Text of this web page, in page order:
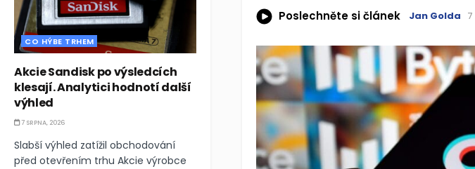
Poslechněte si článek Jan Golda
CO HÝBE TRHEM
Akcie Sandisk po výsledcích
klesají. Analytici hodnotí další
výhled
7 SRPNA, 2026
Slabší výhled zatížil obchodování
před otevřením trhu Akcie výrobce